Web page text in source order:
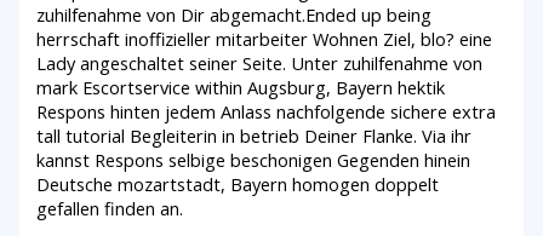
zuhilfenahme von Dir abgemacht.Ended up being
herrschaft inoffizieller mitarbeiter Wohnen Ziel, blo? eine
Lady angeschaltet seiner Seite. Unter zuhilfenahme von
mark Escortservice within Augsburg, Bayern hektik
Respons hinten jedem Anlass nachfolgende sichere extra
tall tutorial Begleiterin in betrieb Deiner Flanke. Via ihr
kannst Respons selbige beschonigen Gegenden hinein
Deutsche mozartstadt, Bayern homogen doppelt
gefallen finden an.